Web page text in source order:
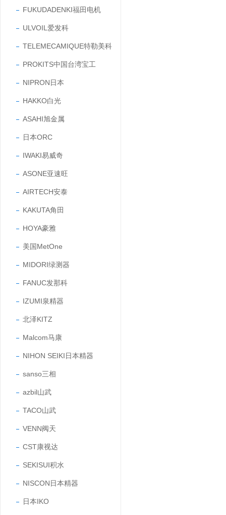
FUKUDADENKI福田电机
ULVOIL爱发科
TELEMECAMIQUE特勒美科
PROKITS中国台湾宝工
NIPRON日本
HAKKO白光
ASAHI旭金属
日本ORC
IWAKI易威奇
ASONE亚速旺
AIRTECH安泰
KAKUTA角田
HOYA豪雅
美国MetOne
MIDORI绿测器
FANUC发那科
IZUMI泉精器
北泽KITZ
Malcom马康
NIHON SEIKI日本精器
sanso三相
azbil山武
TACO山武
VENN阀天
CST康视达
SEKISUI积水
NISCON日本精器
日本IKO